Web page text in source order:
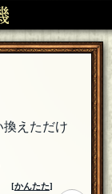
えただけ
[かんたた]